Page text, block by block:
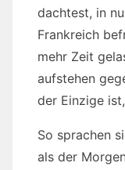
dachtest, in
Frankreich
mehr Zeit
aufstehen
der Einzige
So sprachen
als der